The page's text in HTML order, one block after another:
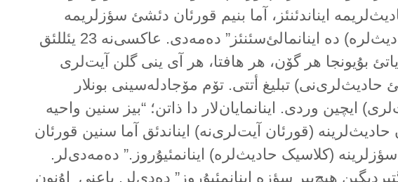
ایناندئنئز، آما بنیم قورئان دئشئ سؤزلریمە
(کلاسیک حادیث‌لرە) دە اینانمالئ‌سئنئز” دەمەدی. عاکسی‌نە 23 یئللئق
بۇیونجا هر گۆن، هر هافتا، هر آی ینی گلن آیت‌لری
حادیث‌لری‌نی) تبلیغ أتتی. تۆم مۆجادلەسینی بونلار
ایچین وردی. اینانمایان‌لار دا ذاتن؛ “بیز سنین واحیە
حادیث‌لرینە (قورئان آیت‌لری‌نە) ایناندئق آما سنین قورئان
(کلاسیک حادیث‌لرە) اینانمئیۇروز.” دەمەدی‌لر.
هیچ‌بیر سؤزە اینانمئیۇروز” دەدی‌لر. یاعنی اۇنون